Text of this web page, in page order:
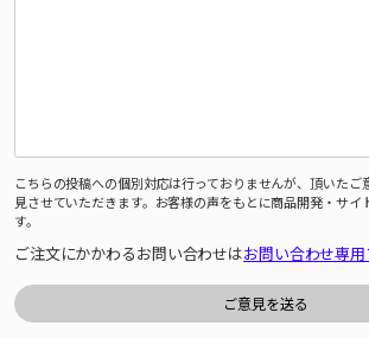
こちらの投稿への個別対応は行っておりませんが、頂いたご
見させていただきます。お客様の声をもとに商品開発・サイ
す。
ご注文にかかわるお問い合わせはお問い合わせ専